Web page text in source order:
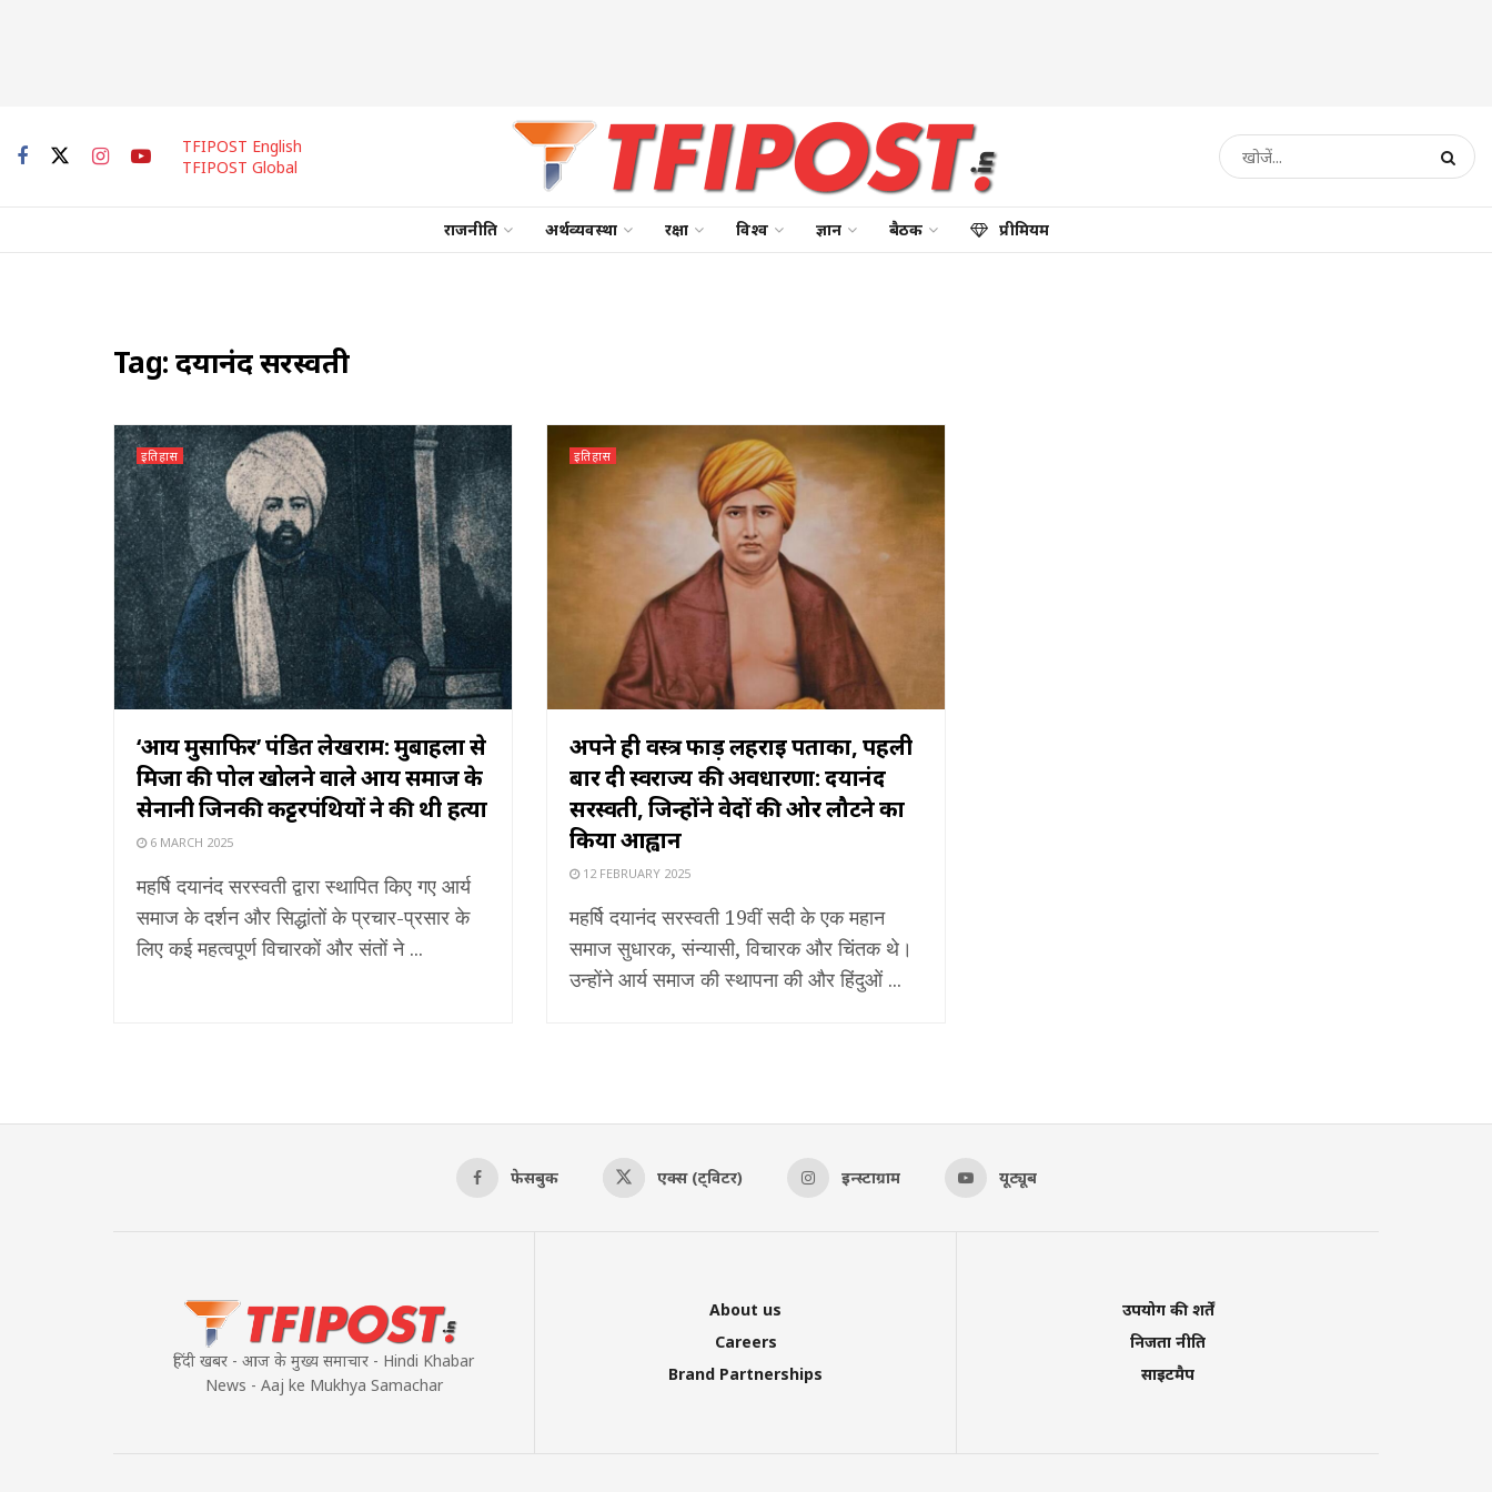
TFIPOST English
TFIPOST Global
राजनीति अर्थव्यवस्था रक्षा विश्व ज्ञान बैठक प्रीमियम
Tag:दयानंद सरस्वती
इतिहास
‘आर्य मुसाफिर’ पंडित लेखराम: मुबाहला से
मिर्जा की पोल खोलने वाले आर्य समाज के
सेनानी जिनकी कट्टरपंथियों ने की थी हत्या
6 MARCH 2025
महर्षि दयानंद सरस्वती द्वारा स्थापित किए गए आर्य
समाज के दर्शन और सिद्धांतों के प्रचार-प्रसार के
लिए कई महत्वपूर्ण विचारकों और संतों ने ...
इतिहास
अपने ही वस्त्र फाड़ लहराई पताका, पहली
बार दी स्वराज्य की अवधारणा: दयानंद
सरस्वती, जिन्होंने वेदों की ओर लौटने का
किया आह्वान
12 FEBRUARY 2025
महर्षि दयानंद सरस्वती 19वीं सदी के एक महान
समाज सुधारक, संन्यासी, विचारक और चिंतक थे।
उन्होंने आर्य समाज की स्थापना की और हिंदुओं ...
फेसबुक एक्स (ट्विटर) इन्स्टाग्राम यूट्यूब
हिंदी खबर - आज के मुख्य समाचार - Hindi Khabar
News - Aaj ke Mukhya Samachar
About us
Careers
Brand Partnerships
उपयोग की शर्तें
निजता नीति
साइटमैप